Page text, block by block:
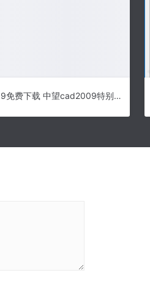
中望cad2009免费下载 中望cad2009特别版 附无毒注册机与安装教程